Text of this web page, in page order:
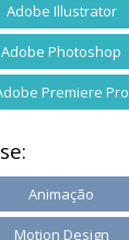
Adobe Illustrator
Adobe Photoshop
Premiere Pro
Animação
Motion Design